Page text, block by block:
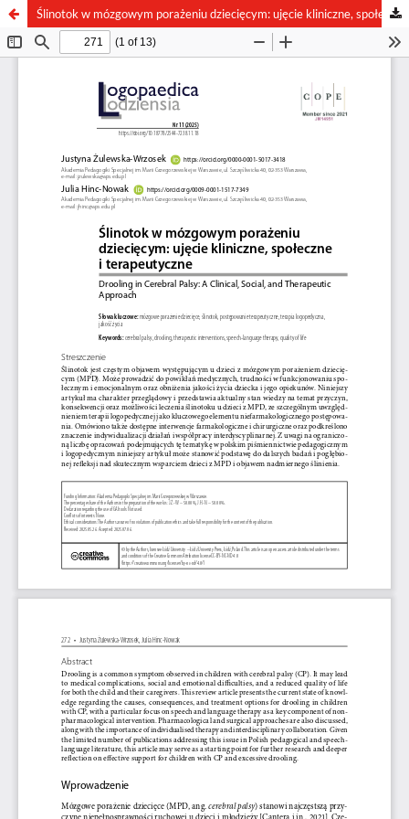
Ślinotok w mózgowym porażeniu dziecięcym: ujęcie kliniczne, społeczne i terapeutyczne